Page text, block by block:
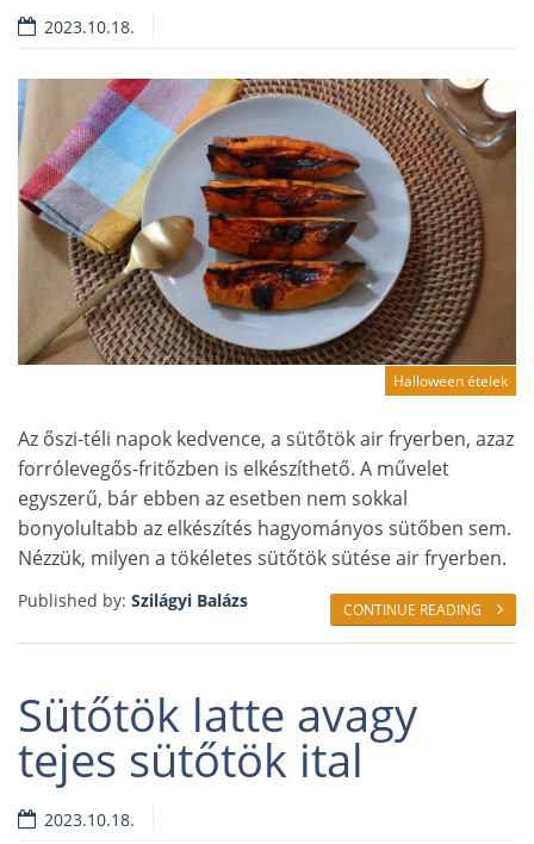
2023.10.18.
Halloween ételek
Az őszi-téli napok kedvence, a sütőtök air fryerben, azaz
forrólevegős-fritőzben is elkészíthető. A művelet
egyszerű, bár ebben az esetben nem sokkal
bonyolultabb az elkészítés hagyományos sütőben sem.
Nézzük, milyen a tökéletes sütőtök sütése air fryerben.
CONTINUE READING
Published by: Szilágyi Balázs
Sütőtök latte avagy
tejes sütőtök ital
2023.10.18.